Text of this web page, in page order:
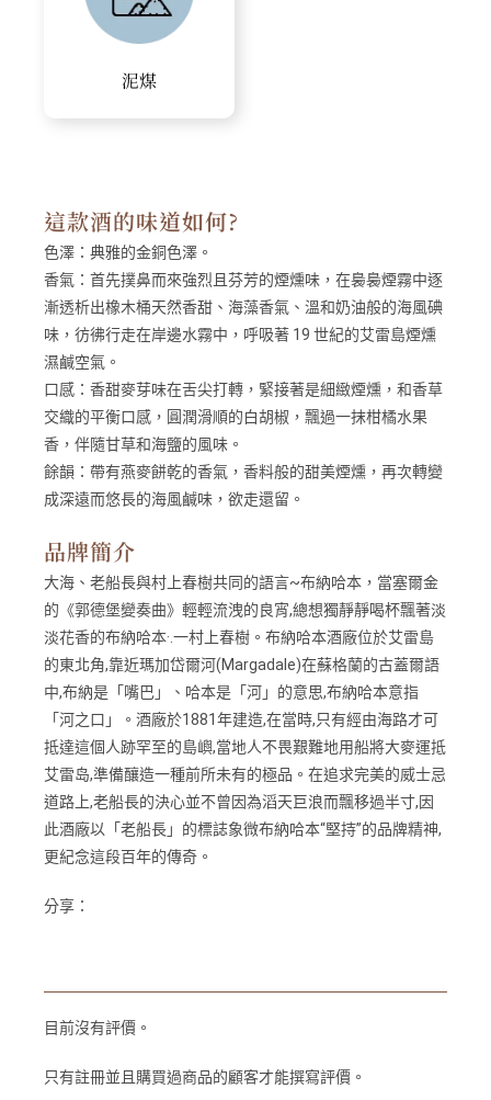
泥煤
這款酒的味道如何?
色澤： 典雅的金銅色澤。
香氣： 首先撲鼻而來強烈且芬芳的煙燻味，在裊裊煙霧中逐
漸透析出橡木桶天然香甜、海藻香氣、溫和奶油般的海風碘
味，彷彿行走在岸邊水霧中，呼吸著 19 世紀的艾雷島煙燻
濕鹹空氣。
口感： 香甜麥芽味在舌尖打轉，緊接著是細緻煙燻，和香草
交織的平衡口感，圓潤滑順的白胡椒，飄過一抹柑橘水果
香，伴隨甘草和海鹽的風味。
餘韻： 帶有燕麥餅乾的香氣，香料般的甜美煙燻，再次轉變
成深遠而悠長的海風鹹味，欲走還留。
品牌簡介
大海、老船長與村上春樹共同的語言~布納哈本，當塞爾金
的《郭德堡變奏曲》輕輕流洩的良宵,總想獨靜靜喝杯飄著淡
淡花香的布納哈本·.一村上春樹。布納哈本酒廠位於艾雷島
的東北角,靠近瑪加岱爾河(Margadale)在蘇格蘭的古蓋爾語
中,布納是「嘴巴」、哈本是「河」的意思,布納哈本意指
「河之口」。酒廠於1881年建造,在當時,只有經由海路才可
抵達這個人跡罕至的島嶼,當地人不畏艱難地用船將大麥運抵
艾雷岛,準備釀造一種前所未有的極品。在追求完美的威士忌
道路上,老船長的決心並不曾因為滔天巨浪而飄移過半寸,因
此酒廠以「老船長」的標誌象微布納哈本“堅持”的品牌精神,
更紀念這段百年的傳奇。
分享：
目前沒有評價。
只有註冊並且購買過商品的顧客才能撰寫評價。